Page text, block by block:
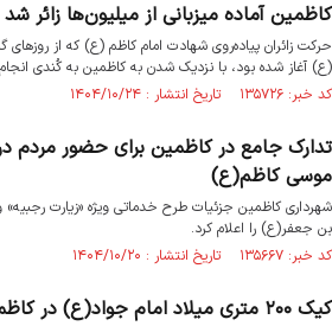
کاظمین آماده میزبانی از میلیون‌ها زائر شد
حرکت زائران پیاده‌روی شهادت امام کاظم (ع) که از
(ع) آغاز شده بود، با نزدیک شدن به کاظمین به کُندی
کد خبر: ۱۳۵۷۲۶ تاریخ انتشار : ۱۴۰۴/۱۰/۲۴
تدارک جامع در کاظمین برای حضور مردم
موسی کاظم(ع)
شهرداری کاظمین جزئیات طرح خدماتی ویژه «زیارت
بن جعفر(ع) را اعلام کرد.
کد خبر: ۱۳۵۶۶۷ تاریخ انتشار : ۱۴۰۴/۱۰/۲۰
کیک ۲۰۰ متری میلاد امام جواد(ع) در کاظمین+عکس